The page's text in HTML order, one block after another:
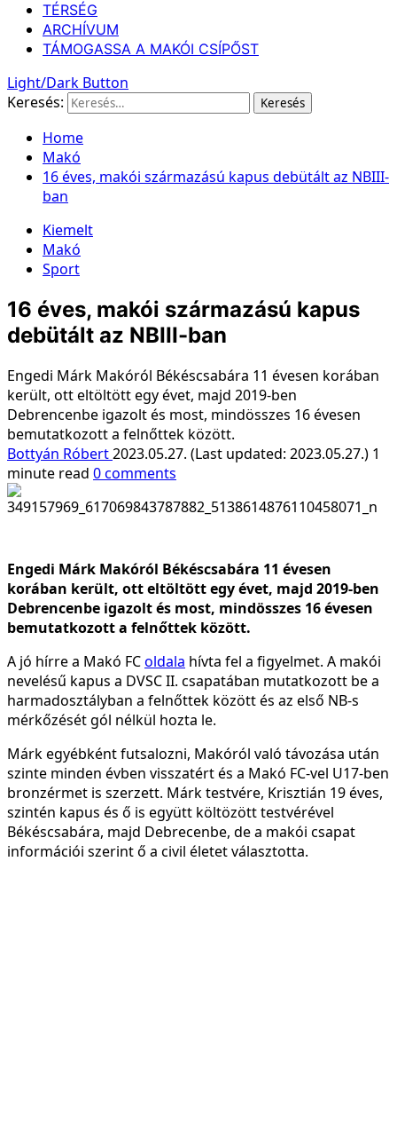
TÉRSÉG
ARCHÍVUM
TÁMOGASSA A MAKÓI CSÍPŐST
Light/Dark Button
Keresés:
Home
Makó
16 éves, makói származású kapus debütált az NBIII-
ban
Kiemelt
Makó
Sport
16 éves, makói származású kapus
debütált az NBIII-ban
Engedi Márk Makóról Békéscsabára 11 évesen korában
került, ott eltöltött egy évet, majd 2019-ben
Debrencenbe igazolt és most, mindösszes 16 évesen
bemutatkozott a felnőttek között.
Bottyán Róbert2023.05.27. (Last updated: 2023.05.27.) 1
minute read 0 comments
Engedi Márk Makóról Békéscsabára 11 évesen
korában került, ott eltöltött egy évet, majd 2019-ben
Debrencenbe igazolt és most, mindösszes 16 évesen
bemutatkozott a felnőttek között.
A jó hírre a Makó FColdala hívta fel a figyelmet. A makói
nevelésű kapus a DVSC II. csapatában mutatkozott be a
harmadosztályban a felnőttek között és az első NB-s
mérkőzését gól nélkül hozta le.
Márk egyébként futsalozni, Makóról való távozása után
szinte minden évben visszatért és a Makó FC-vel U17-ben
bronzérmet is szerzett. Márk testvére, Krisztián 19 éves,
szintén kapus és ő is együtt költözött testvérével
Békéscsabára, majd Debrecenbe, de a makói csapat
információi szerint ő a civil életet választotta.